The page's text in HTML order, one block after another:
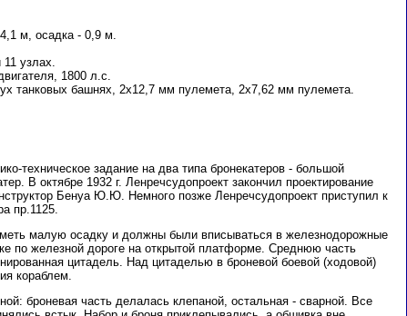
м, осадка - 0,9 м.
узлах.
1800 л.с.
танковых башнях, 2х12,7 мм пулемета, 2х7,62 мм пулемета.
техническое задание на два типа бронекатеров - большой
В октябре 1932 г. Ленречсудопроект закончил проектирование
Бенуа Ю.Ю. Немного позже Ленречсудопроект приступил к
пр.1125.
малую осадку и должны были вписываться в железнодорожные
по железной дороге на открытой платформе. Среднюю часть
цитадель. Над цитаделью в броневой боевой (ходовой)
кораблем.
броневая часть делалась клепаной, остальная - сварной. Все